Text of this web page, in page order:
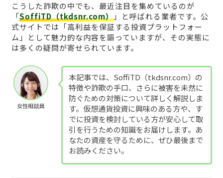
こうした詐欺の中でも、最近注目を集めているのが
「SoffiTD（tkdsnr.com）」と呼ばれる業者です。公
式サイトでは「高利益を保証する投資プラットフォー
ム」として魅力的な内容を謳っていますが、その実態に
は多くの疑問が寄せられています。
女性相談員
本記事では、SoffiTD（tkdsnr.com）の
特徴や詐欺の手口、さらに被害を未然に
防ぐための対策について詳しく解説しま
す。仮想通貨投資に興味のある方や、す
でに投資を検討している方が安心して取
引を行うための知識をお届けします。あ
なたの資産を守るために、ぜひ最後まで
お読みください。